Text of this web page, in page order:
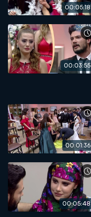
00:05:18
00:03:55
00:01:36
00:05:48